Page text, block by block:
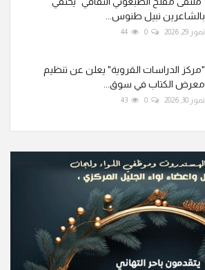
بالشاعرين نبيل طنوس...
تموز 29, 2026 0
44
"مركز الدراسات القروية" يعلن عن تنظيم
معرض الكتاب في سوق...
تموز 30, 2026 0
43